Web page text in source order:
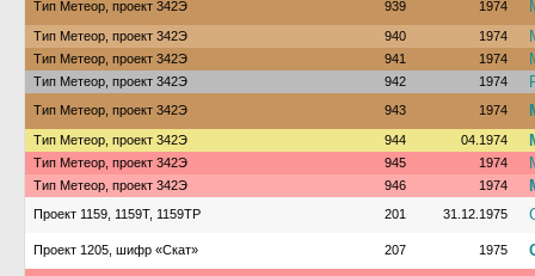
Тип Метеор, проект 342Э 939 1974
Тип Метеор, проект 342Э 940 1974
Тип Метеор, проект 342Э 941 1974
Тип Метеор, проект 342Э 942 1974
Тип Метеор, проект 342Э 943 1974
Тип Метеор, проект 342Э 944 04.1974
Тип Метеор, проект 342Э 945 1974
Тип Метеор, проект 342Э 946 1974
Проект 1159, 1159Т, 1159ТР 201 31.12.1975
Проект 1205, шифр «Скат» 207 1975